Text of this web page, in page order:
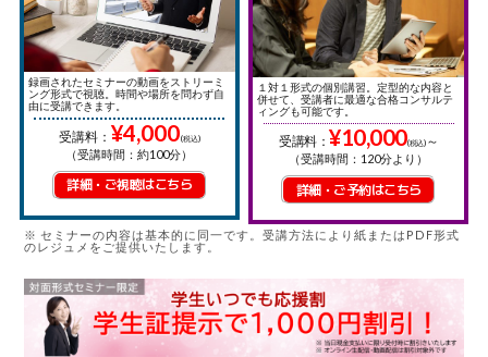
録画されたセミナーの動画をストリーミ
ング形式で視聴。時間や場所を問わず自
由に受講できます。
受講料： ¥4,000(税込)
（受講時間：約100分）
詳細・ご視聴はこちら
１対１形式の個別講習。定型的な内容と
併せて、受講者に最適な合格コンサルテ
ィングも可能です。
受講料： ¥10,000(税込)～
（受講時間：120分より）
詳細・ご予約はこちら
※セミナーの内容は基本的に同一です。受講方法により紙またはPDF形式
のレジュメをご提供いたします。